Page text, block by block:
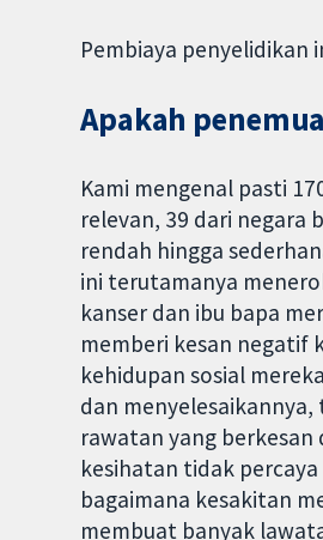
Pembiaya penyelidikan
Apakah
Kami mengenal pasti
relevan, 39 dari
rendah hingga
ini terutamanya
kanser dan ibu bapa
memberi kesan negatif
kehidupan sosial
dan
rawatan yang
kesihatan tidak
bagaimana kesakitan
membuat banyak